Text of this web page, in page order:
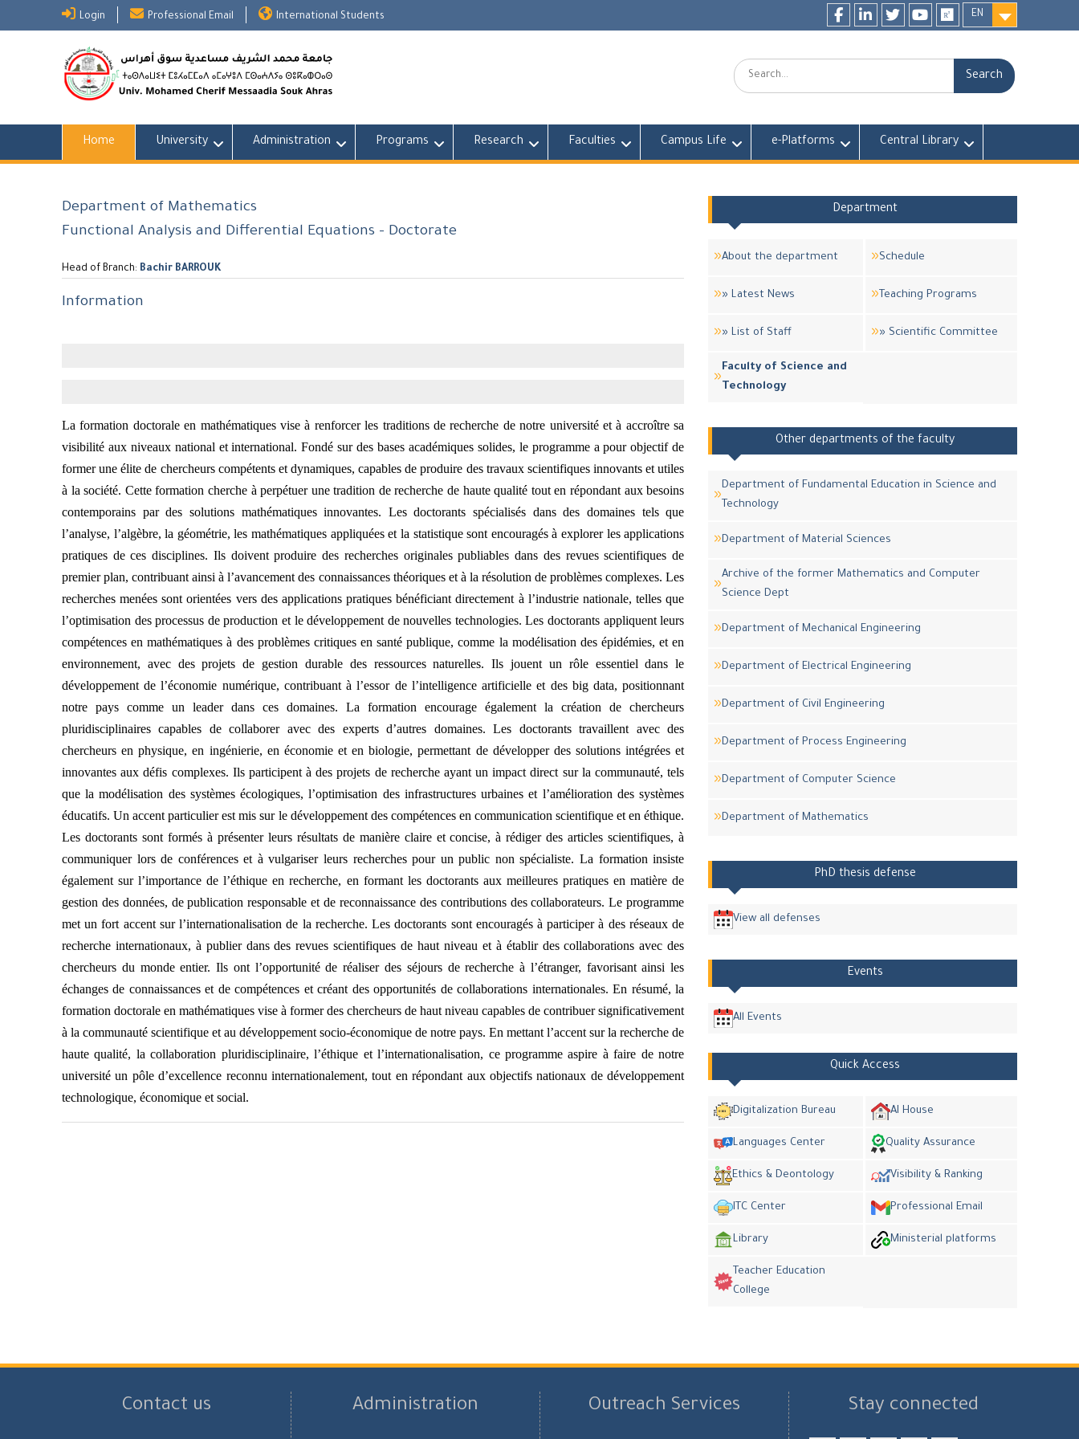
Login Professional Email International Students
EN
Search:
Home University Administration Programs Research Faculties Campus Life e-Platforms Central Library
Department of Mathematics
Functional Analysis and Differential Equations - Doctorate
Head of Branch: Bachir BARROUK
Information
La formation doctorale en mathématiques vise à renforcer les traditions de recherche de notre université et à accroître sa
visibilité aux niveaux national et international. Fondé sur des bases académiques solides, le programme a pour objectif de
former une élite de chercheurs compétents et dynamiques, capables de produire des travaux scientifiques innovants et utiles
à la société. Cette formation cherche à perpétuer une tradition de recherche de haute qualité tout en répondant aux besoins
contemporains par des solutions mathématiques innovantes. Les doctorants spécialisés dans des domaines tels que
l’analyse, l’algèbre, la géométrie, les mathématiques appliquées et la statistique sont encouragés à explorer les applications
pratiques de ces disciplines. Ils doivent produire des recherches originales publiables dans des revues scientifiques de
premier plan, contribuant ainsi à l’avancement des connaissances théoriques et à la résolution de problèmes complexes. Les
recherches menées sont orientées vers des applications pratiques bénéficiant directement à l’industrie nationale, telles que
l’optimisation des processus de production et le développement de nouvelles technologies. Les doctorants appliquent leurs
compétences en mathématiques à des problèmes critiques en santé publique, comme la modélisation des épidémies, et en
environnement, avec des projets de gestion durable des ressources naturelles. Ils jouent un rôle essentiel dans le
développement de l’économie numérique, contribuant à l’essor de l’intelligence artificielle et des big data, positionnant
notre pays comme un leader dans ces domaines. La formation encourage également la création de chercheurs
pluridisciplinaires capables de collaborer avec des experts d’autres domaines. Les doctorants travaillent avec des
chercheurs en physique, en ingénierie, en économie et en biologie, permettant de développer des solutions intégrées et
innovantes aux défis complexes. Ils participent à des projets de recherche ayant un impact direct sur la communauté, tels
que la modélisation des systèmes écologiques, l’optimisation des infrastructures urbaines et l’amélioration des systèmes
éducatifs. Un accent particulier est mis sur le développement des compétences en communication scientifique et en éthique.
Les doctorants sont formés à présenter leurs résultats de manière claire et concise, à rédiger des articles scientifiques, à
communiquer lors de conférences et à vulgariser leurs recherches pour un public non spécialiste. La formation insiste
également sur l’importance de l’éthique en recherche, en formant les doctorants aux meilleures pratiques en matière de
gestion des données, de publication responsable et de reconnaissance des contributions des collaborateurs. Le programme
met un fort accent sur l’internationalisation de la recherche. Les doctorants sont encouragés à participer à des réseaux de
recherche internationaux, à publier dans des revues scientifiques de haut niveau et à établir des collaborations avec des
chercheurs du monde entier. Ils ont l’opportunité de réaliser des séjours de recherche à l’étranger, favorisant ainsi les
échanges de connaissances et de compétences et créant des opportunités de collaborations internationales. En résumé, la
formation doctorale en mathématiques vise à former des chercheurs de haut niveau capables de contribuer significativement
à la communauté scientifique et au développement socio-économique de notre pays. En mettant l’accent sur la recherche de
haute qualité, la collaboration pluridisciplinaire, l’éthique et l’internationalisation, ce programme aspire à faire de notre
université un pôle d’excellence reconnu internationalement, tout en répondant aux objectifs nationaux de développement
technologique, économique et social.
Department
About the department Schedule
» Latest News Teaching Programs
» List of Staff » Scientific Committee
Faculty of Science and
Technology
Other departments of the faculty
Department of Fundamental Education in Science and
Technology
Department of Material Sciences
Archive of the former Mathematics and Computer
Science Dept
Department of Mechanical Engineering
Department of Electrical Engineering
Department of Civil Engineering
Department of Process Engineering
Department of Computer Science
Department of Mathematics
PhD thesis defense
View all defenses
Events
All Events
Quick Access
Digitalization Bureau AI House
Languages Center Quality Assurance
Ethics & Deontology Visibility & Ranking
ITC Center Professional Email
Library Ministerial platforms
Teacher Education
College
Contact us Administration Outreach Services Stay connected